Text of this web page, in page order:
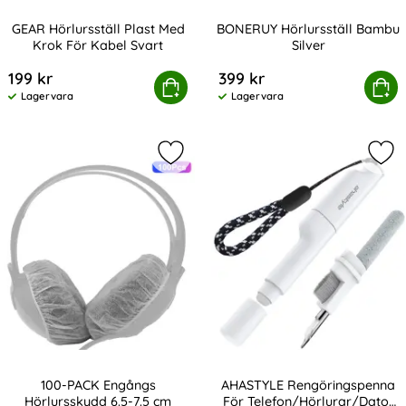
GEAR Hörlursställ Plast Med
Krok För Kabel Svart
199 kr
Tillgänglighet:
Lagervara
Köp
Hörlursställ Plast Med Krok För Kabel Svart
BONERUY Hörlursställ Bambu
Silver
399 kr
Tillgänglighet:
Lagervara
Köp
BONERUY
100-PACK Engångs
Hörlursskydd 6.5-7.5 cm
Markera 100-PACK Engångs
AHASTYLE Rengöringspenna
För Telefon/Hörlurar/Dator